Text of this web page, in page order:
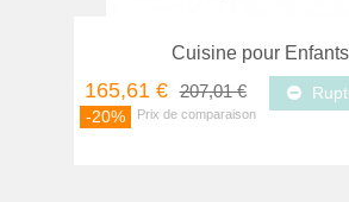
Cuisine pour
165,61 € 207,01 €
-20%